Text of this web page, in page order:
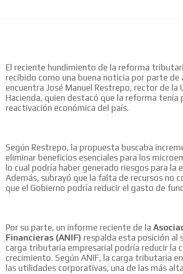
El reciente hundimiento de la reforma
recibido como una buena noticia por parte de
encuentra José Manuel Restrepo, rector de la
Hacienda, quien destacó que la reforma
reactivación económica del país.
Según Restrepo, la propuesta buscaba
eliminar beneficios esenciales para los
lo cual podría haber generado riesgos para la
Además, subrayó que la falta de recursos no
que el Gobierno podría reducir el gasto de
Por su parte, un informe reciente de la
Financieras (ANIF) respalda esta posición al
carga tributaria empresarial podría reducir la
crecimiento. Según ANIF, la carga tributaria
las utilidades corporativas, una de las más
MVE
ADS